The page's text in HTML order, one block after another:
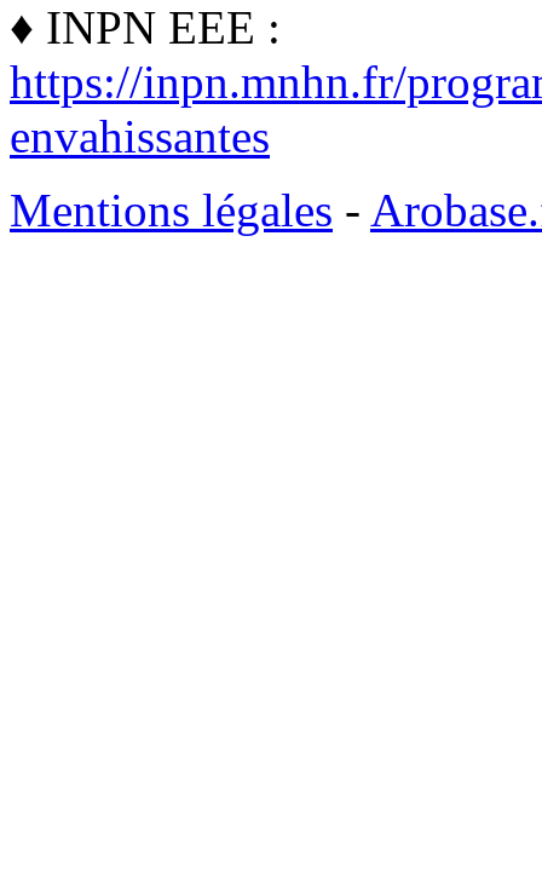
♦ INPN EEE :
https://inpn.mnhn.fr/
envahissantes
Mentions légales -